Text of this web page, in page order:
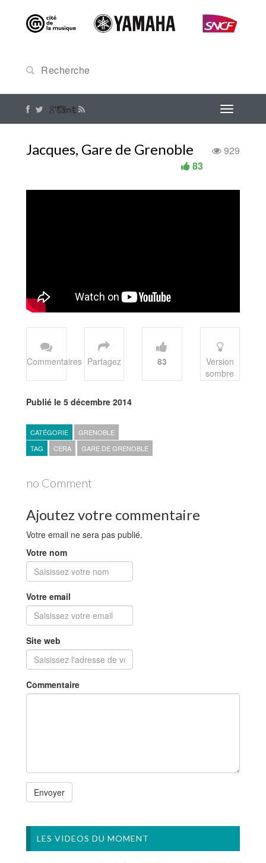
Jacques, Gare de Grenoble
929
83
Commentaires Partagez 83
Version
sombre
Publié le 5 décembre 2014
CATÉGORIE
GRENOBLE
TAG
CERA GARE DE GRENOBLE
no Comment
Ajoutez votre commentaire
Votre email ne sera pas publié.
Votre nom
Votre email
Site web
Commentaire
LES VIDEOS DU MOMENT